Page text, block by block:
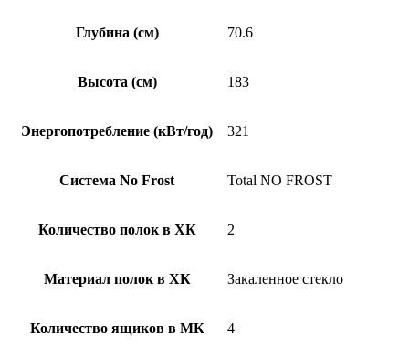
Глубина (см) 70.6
Высота (см) 183
Энергопотребление (кВт/год) 321
Система No Frost Total NO FROST
Количество полок в ХК 2
Материал полок в ХК Закаленное стекло
Количество ящиков в МК 4